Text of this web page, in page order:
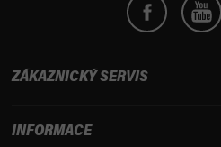
ZÁKAZNICKÝ SERVIS
INFORMACE